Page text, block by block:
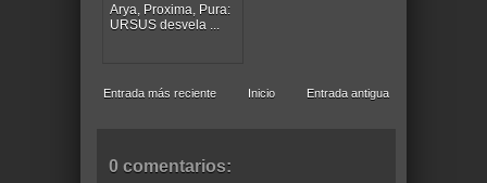
Arya, Proxima, Pura:
URSUS desvela ...
Entrada más reciente Entrada antigua
Inicio
0 comentarios: